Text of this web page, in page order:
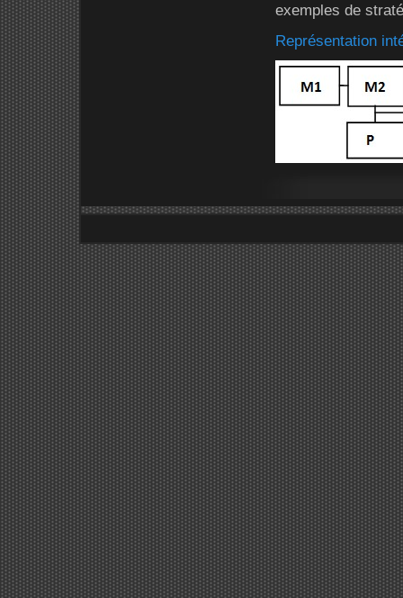
exemples de
Représentation